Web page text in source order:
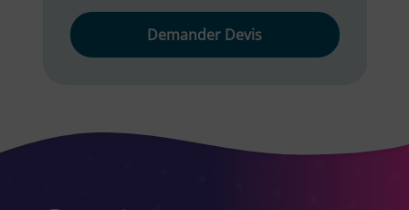
Please
leave
this